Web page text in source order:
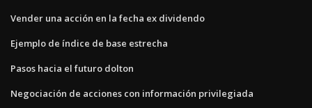
Vender una acción en la fecha ex dividendo
Ejemplo de índice de base estrecha
Pasos hacia el futuro dolton
Negociación de acciones con información privilegiada